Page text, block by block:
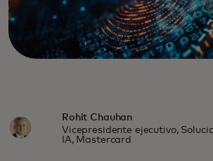
Rohit Chauhan
Vicepresidente ejecutivo,
IA, Mastercard